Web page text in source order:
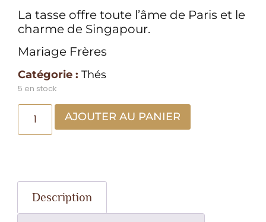
La tasse offre toute l’âme de Paris et le
charme de Singapour.
Mariage Frères
Catégorie : Thés
5 en stock
AJOUTER AU PANIER
Description